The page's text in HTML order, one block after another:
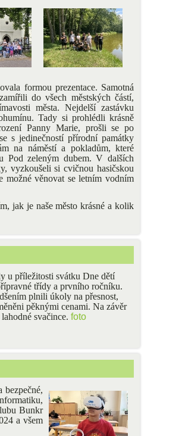
formou prezentace. Samotná
do všech městských částí,
města. Nejdelší zastávku
Tady si prohlédli krásně
Panny Marie, prošli se po
s jedinečností přírodní památky
na náměstí a pokladům, které
Pod zeleným dubem. V dalších
vyzkoušeli si cvičnou hasičskou
možné věnovat se letním vodním
jak je naše město krásné a kolik
u příležitosti svátku Dne dětí
třídy a prvního ročníku.
plnili úkoly na přesnost,
pěknými cenami. Na závěr
svačince. foto
bezpečné,
Bunkr
a všem